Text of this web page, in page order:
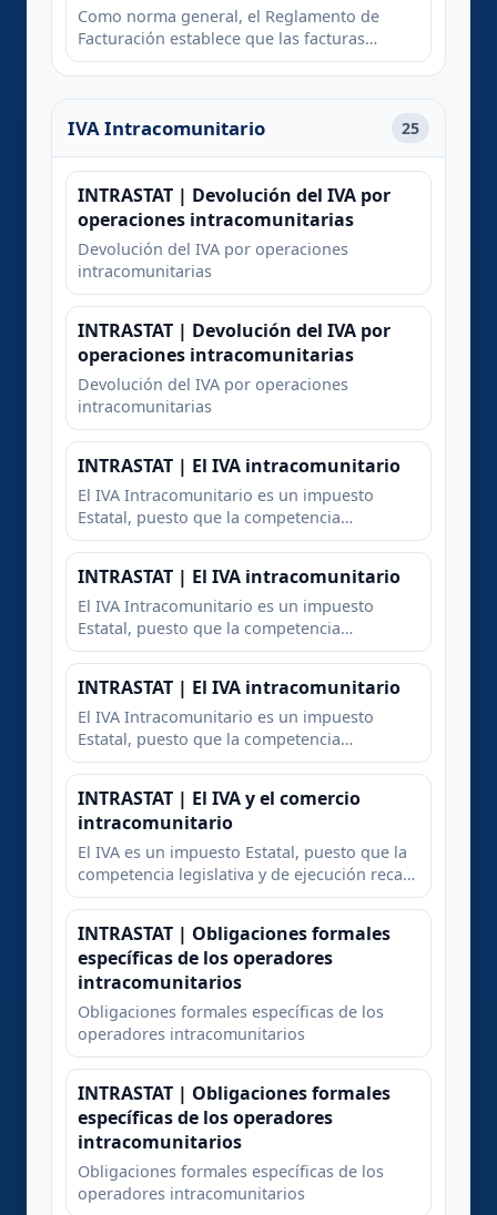
Como norma general, el Reglamento de
Facturación establece que las facturas
deberán ser expedidas en el momento de
realizarse la operación. No obstante, cuando
empresario o profesional que actúe como
día 16 del mes siguiente a aquél en que se
haya producido el devengo del Impuesto
correspondiente a la citada operación.
IVA Intracomunitario 25
INTRASTAT | Devolución del IVA por
operaciones intracomunitarias
Devolución del IVA por operaciones
intracomunitarias
INTRASTAT | Devolución del IVA por
operaciones intracomunitarias
Devolución del IVA por operaciones
intracomunitarias
INTRASTAT | El IVA intracomunitario
El IVA Intracomunitario es un impuesto
Estatal, puesto que la competencia
legislativa y de ejecución recae en las Cortes
Estado, respectivamente
INTRASTAT | El IVA intracomunitario
El IVA Intracomunitario es un impuesto
Estatal, puesto que la competencia
legislativa y de ejecución recae en las Cortes
Estado, respectivamente
INTRASTAT | El IVA intracomunitario
El IVA Intracomunitario es un impuesto
Estatal, puesto que la competencia
legislativa y de ejecución recae en las Cortes
Estado, respectivamente
INTRASTAT | El IVA y el comercio
intracomunitario
El IVA es un impuesto Estatal, puesto que la
competencia legislativa y de ejecución recae
en las Cortes Generales, y en la
respectivamente
INTRASTAT | Obligaciones formales
específicas de los operadores
intracomunitarios
Obligaciones formales específicas de los
operadores intracomunitarios
INTRASTAT | Obligaciones formales
específicas de los operadores
intracomunitarios
Obligaciones formales específicas de los
operadores intracomunitarios